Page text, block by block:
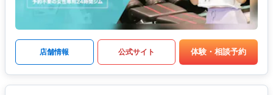
店舗情報 公式サイト 体験・相談予約